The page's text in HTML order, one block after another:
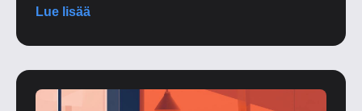
Lue lisää